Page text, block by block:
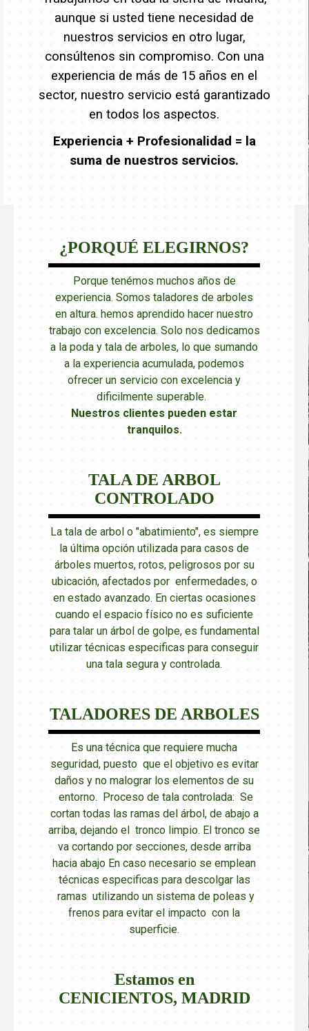
aunque si usted tiene necesidad de
nuestros servicios en otro lugar,
consúltenos sin compromiso. Con una
experiencia de más de 15 años en el
sector, nuestro servicio está garantizado
en todos los aspectos.
Experiencia + Profesionalidad = la
suma de nuestros servicios.
¿PORQUÉ ELEGIRNOS?
Porque tenémos muchos años de
experiencia. Somos taladores de arboles
en altura. hemos aprendido hacer nuestro
trabajo con excelencia. Solo nos dedicamos
a la poda y tala de arboles, lo que sumando
a la experiencia acumulada, podemos
ofrecer un servicio con excelencia y
dificilmente superable.
Nuestros clientes pueden estar
tranquilos.
TALA DE ARBOL
CONTROLADO
La tala de arbol o "abatimiento", es siempre
la última opción utilizada para casos de
árboles muertos, rotos, peligrosos por su
ubicación, afectados por enfermedades, o
en estado avanzado. En ciertas ocasiones
cuando el espacio físico no es suficiente
para talar un árbol de golpe, es fundamental
utilizar técnicas especificas para conseguir
una tala segura y controlada.
TALADORES DE ARBOLES
Es una técnica que requiere mucha
seguridad, puesto que el objetivo es evitar
daños y no malograr los elementos de su
entorno. Proceso de tala controlada: Se
cortan todas las ramas del árbol, de abajo a
arriba, dejando el tronco limpio. El tronco se
va cortando por secciones, desde arriba
hacia abajo En caso necesario se emplean
técnicas especificas para descolgar las
ramas utilizando un sistema de poleas y
frenos para evitar el impacto con la
superficie.
Estamos en
CENICIENTOS, MADRID